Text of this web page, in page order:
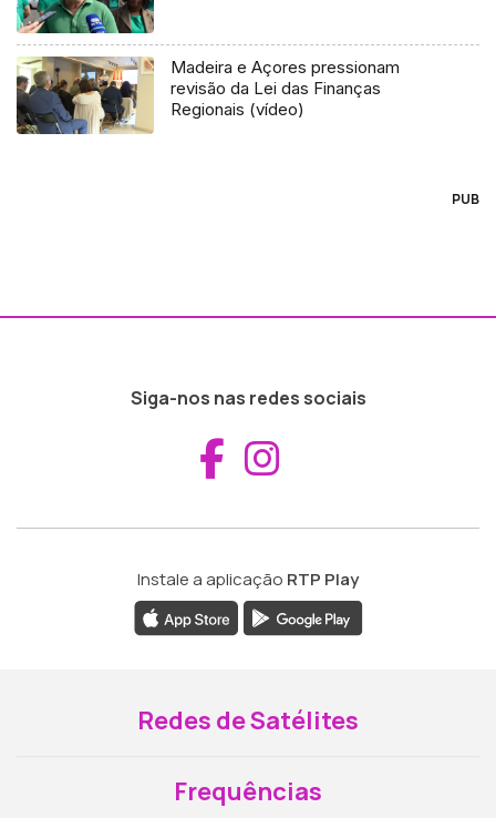
Madeira e Açores pressionam
revisão da Lei das Finanças
Regionais (vídeo)
PUB
Siga-nos nas redes sociais
Aceder ao
Instale a aplicação RTP Play
Redes de Satélites
Frequências